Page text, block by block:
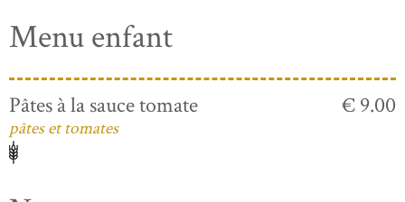
Menu enfant
Pâtes à la sauce tomate
pâtes et tomates
€ 9.00